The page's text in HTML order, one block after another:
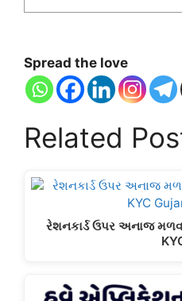
Spread the love
Related
રેશનકાર્ડ ઉપર અનાજ